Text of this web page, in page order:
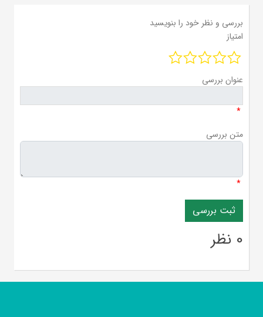
بررسی و نظر خود را بنویسید
امتیاز
عنوان بررسی
*
متن بررسی
*
0 نظر